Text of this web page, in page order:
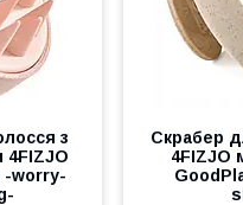
з
-worry-
Скрабер
4FIZJO